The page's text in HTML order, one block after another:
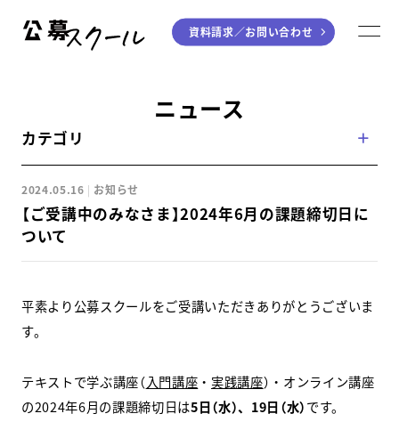
ジャンルから探す
小説
エッセイ
童話
ライティング
音楽（作詞・作曲）
アート・絵本
デジタル講座
個別指南講座
資料請求／お問い合わせ
ニュース
カテゴリ
2024.05.16 お知らせ
【ご受講中のみなさま】2024年6月の課題締切日に
ついて
平素より公募スクールをご受講いただきありがとうございま
す。
テキストで学ぶ講座（入門講座 ・ 実践講座）・オンライン講座
の2024年6月の課題締切日は5日（水）、19日（水）です。